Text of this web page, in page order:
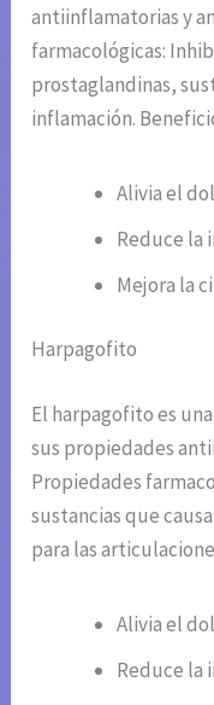
antiinflamatorias y
farmacológicas:
prostaglandinas,
inflamación.
Alivia el
Reduce la
Mejora la
Harpagofito
El harpagofito es
sus propiedades
Propiedades
sustancias que
para las
Alivia el
Reduce la